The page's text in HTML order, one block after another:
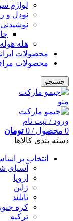
لوازم
نودل و
نوشیدنی
هله
محصولات
محصولات
جستجو
منو
ورود / ثبت نام
0 محصول /
0 تومان
دسته بندی کالاها
انتخاب بر
آسیای
اروپا
ژاپن
تایلند
کره
ترکیه